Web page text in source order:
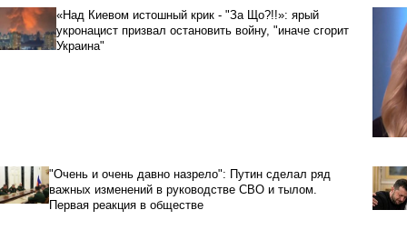
«Над Киевом истошный крик - "За Що?!!»: ярый
укронацист призвал остановить войну, "иначе сгорит
Украина"
"Очень и очень давно назрело": Путин сделал ряд
важных изменений в руководстве СВО и тылом.
Первая реакция в обществе